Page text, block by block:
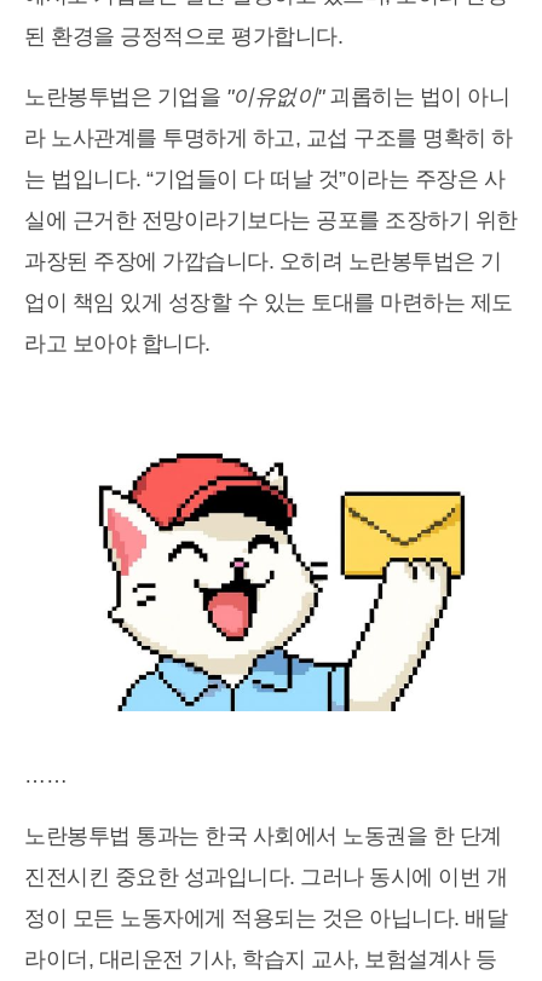
된 환경을 긍정적으로 평가합니다.
노란봉투법은 기업을 "이유없이"괴롭히는 법이 아니
라 노사관계를 투명하게 하고, 교섭 구조를 명확히 하
는 법입니다. “기업들이 다 떠날 것”이라는 주장은 사
실에 근거한 전망이라기보다는 공포를 조장하기 위한
과장된 주장에 가깝습니다. 오히려 노란봉투법은 기
업이 책임 있게 성장할 수 있는 토대를 마련하는 제도
라고 보아야 합니다.
……
노란봉투법 통과는 한국 사회에서 노동권을 한 단계
진전시킨 중요한 성과입니다. 그러나 동시에 이번 개
정이 모든 노동자에게 적용되는 것은 아닙니다. 배달
라이더, 대리운전 기사, 학습지 교사, 보험설계사 등